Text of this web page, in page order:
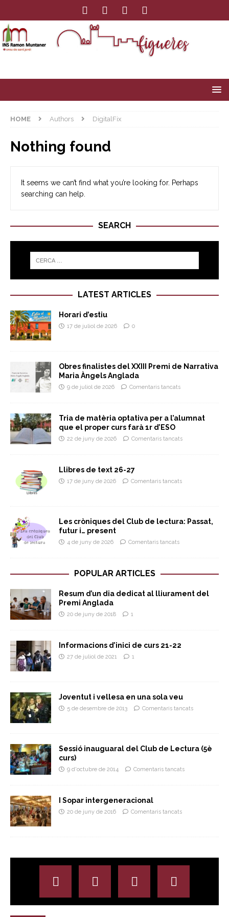
HOME Authors DigitalFix
Nothing found
It seems we can’t find what you’re looking for. Perhaps
searching can help.
SEARCH
LATEST ARTICLES
Horari d’estiu
17 de juliol de 2026 0
Obres finalistes del XXIII Premi de Narrativa
Maria Àngels Anglada
9 de juliol de 2026 Comentaris tancats
Tria de matèria optativa per a l’alumnat
que el proper curs farà 1r d’ESO
22 de juny de 2026 Comentaris tancats
Llibres de text 26-27
17 de juny de 2026 Comentaris tancats
Les cròniques del Club de lectura: Passat,
futur i… present
4 de juny de 2026 Comentaris tancats
POPULAR ARTICLES
Resum d’un dia dedicat al lliurament del
Premi Anglada
20 de juny de 2018 1
Informacions d’inici de curs 21-22
27 de juliol de 2021 1
Joventut i vellesa en una sola veu
5 de desembre de 2013 Comentaris tancats
Sessió inauguaral del Club de Lectura (5è
curs)
9 d'octubre de 2014 Comentaris tancats
I Sopar intergeneracional
20 de juny de 2016 Comentaris tancats